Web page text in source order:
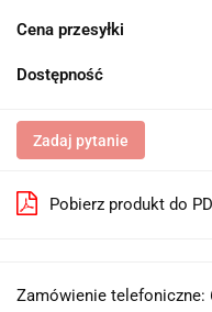
Cena przesyłki
Dostępność
Zadaj pytanie
Pobierz produkt do
Zamówienie telefoniczne: